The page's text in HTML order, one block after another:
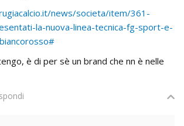
news/societa/item/361-
la-nuova-linea-tecnica-fg-sport-e-
è di per sè un brand che nn è nelle